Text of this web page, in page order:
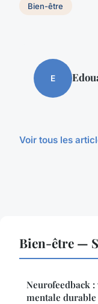
Bien-être
E
Voir tous les
Bien-être —
Neurofeedback
mentale durable